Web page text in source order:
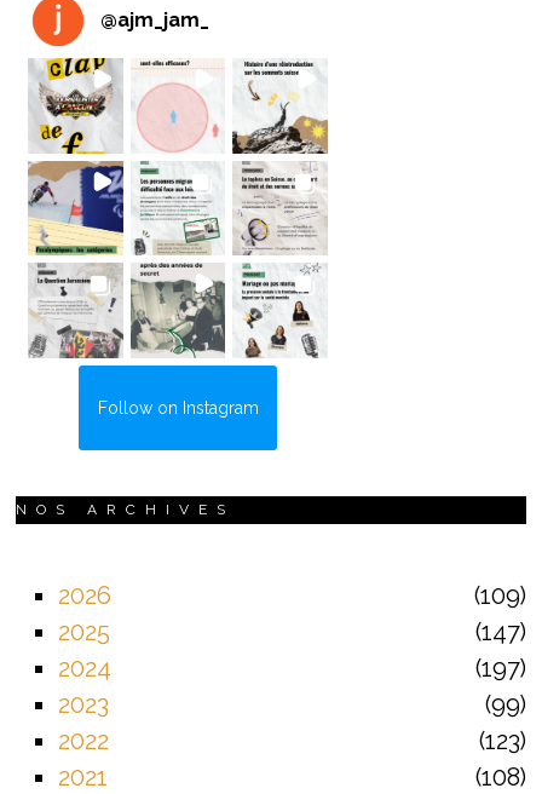
@ajm_jam_
Follow on Instagram
NOS ARCHIVES
2026
109
2025
147
2024
197
2023
99
2022
123
2021
108